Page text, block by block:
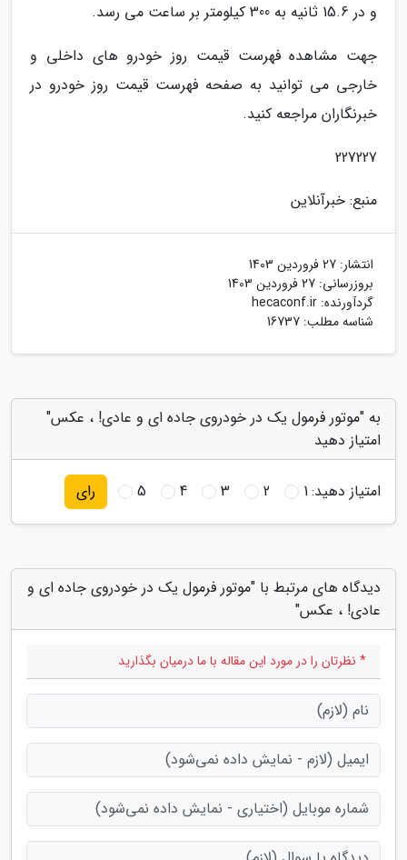
و در 15.6 ثانیه به 300 کیلومتر بر ساعت می رسد.
جهت مشاهده فهرست قیمت روز خودرو های داخلی و
خارجی می توانید به صفحه فهرست قیمت روز خودرو در
خبرنگاران مراجعه کنید.
227227
منبع: خبرآنلاین
انتشار: 27 فروردین 1403
بروزرسانی: 27 فروردین 1403
گردآورنده: hecaconf.ir
شناسه مطلب: 16737
به "موتور فرمول یک در خودروی جاده ای و عادی! ، عکس"
امتیاز دهید
امتیاز دهید:1
2
3
4
5 رای
دیدگاه های مرتبط با "موتور فرمول یک در خودروی جاده ای و
عادی! ، عکس"
* نظرتان را در مورد این مقاله با ما درمیان بگذارید